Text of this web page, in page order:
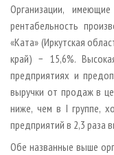
Организации,
рентабельность
«Ката» (Иркутская
край) − 15,6%.
предприятиях и
выручки от продаж в
ниже, чем в I группе,
предприятий в 2,3 раза
Обе названные выше